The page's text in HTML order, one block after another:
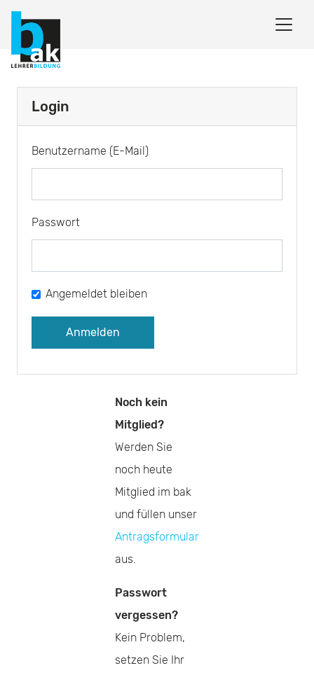
Login
Benutzername (E-Mail)
Passwort
Angemeldet bleiben
A
Noch kein
Mitglied?
Werden Sie
noch heute
Mitglied im bak
und füllen unser
Antragsformular
aus.
Passwort
vergessen?
Kein Problem,
setzen Sie Ihr